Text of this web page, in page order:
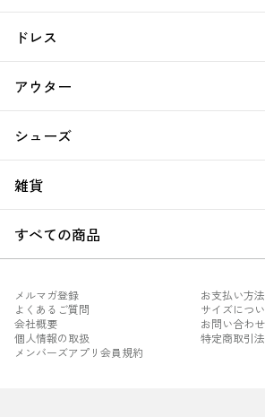
ドレス
アウター
シューズ
雑貨
すべての商品
メルマガ登録
お支払い方
よくあるご質問
サイズにつ
会社概要
お問い合わせ
個人情報の取扱
特定商取引
メンバーズアプリ会員規約